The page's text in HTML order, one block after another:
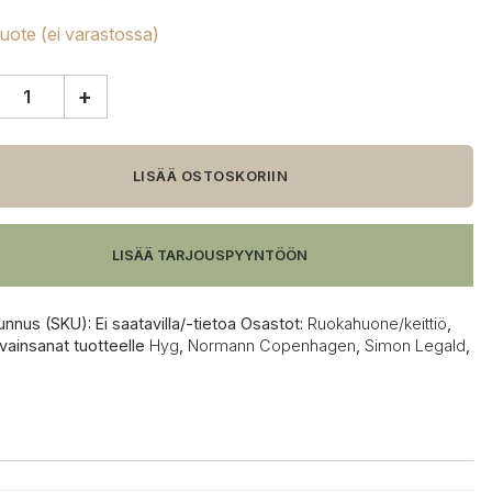
(ei varastossa)
+
LISÄÄ OSTOSKORIIN
LISÄÄ TARJOUSPYYNTÖÖN
(SKU): Ei saatavilla/-tietoa Osastot: Ruokahuone/keittiö
tuotteelle Hyg Normann Copenhagen Simon Legald